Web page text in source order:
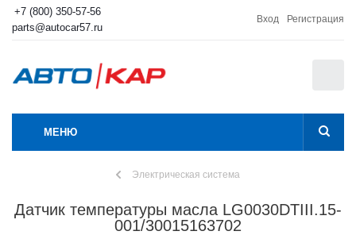
+7 (800) 350-57-56
parts@autocar57.ru
Вход Регистрация
МЕНЮ
Электрическая система
Датчик температуры масла LG0030DTIII.15-
001/30015163702